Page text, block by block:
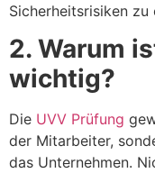
Sicherheitsrisiken zu
2. Warum
wichtig?
Die UVV Prüfung
der Mitarbeiter,
das Unternehmen.